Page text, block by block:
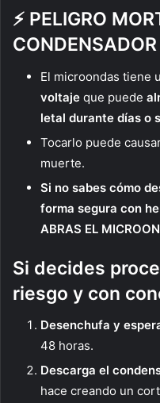
⚡ PELIGRO
CONDENSADOR
El microondas tiene
voltaje que puede
letal durante días o
Tocarlo puede
muerte.
Si no sabes cómo
forma segura con
ABRAS EL
Si decides
riesgo y con
Desenchufa y
48 horas.
Descarga el
hace creando un